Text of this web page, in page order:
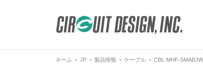
ホーム JP 製品情報 ケーブル CBL-MHF-